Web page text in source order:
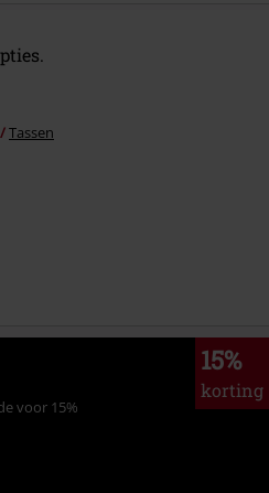
Tassen
15%
korting
voor 15%